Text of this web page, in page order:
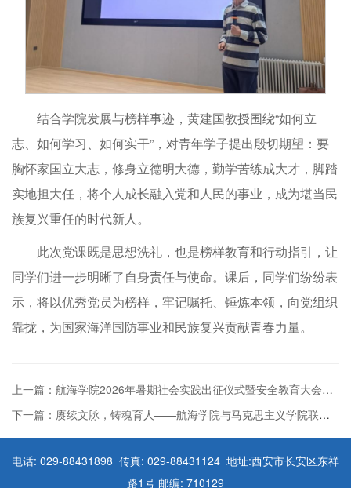
结合学院发展与榜样事迹，黄建国教授围绕“如何立
志、如何学习、如何实干”，对青年学子提出殷切期望：要
胸怀家国立大志，修身立德明大德，勤学苦练成大才，脚踏
实地担大任，将个人成长融入党和人民的事业，成为堪当民
族复兴重任的时代新人。
此次党课既是思想洗礼，也是榜样教育和行动指引，让
同学们进一步明晰了自身责任与使命。课后，同学们纷纷表
示，将以优秀党员为榜样，牢记嘱托、锤炼本领，向党组织
靠拢，为国家海洋国防事业和民族复兴贡献青春力量。
上一篇：航海学院2026年暑期社会实践出征仪式暨安全教育大会顺利举办
下一篇：赓续文脉，铸魂育人——航海学院与马克思主义学院联合开展博物馆研学实践
电话: 029-88431898 传真: 029-88431124 地址:西安市长安区东祥
路1号 邮编: 710129